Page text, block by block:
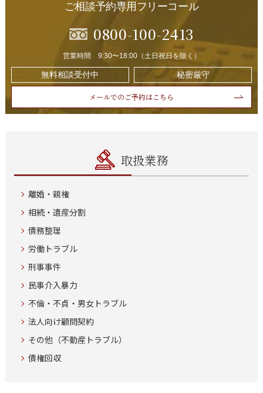
ご相談予約専用フリーコール
0800-100-2413
営業時間 9:30〜18:00（土日祝日を除く）
無料相談受付中 秘密厳守
メールでのご予約はこちら
取扱業務
離婚・親権
相続・遺産分割
債務整理
労働トラブル
刑事事件
民事介入暴力
不倫・不貞・男女トラブル
法人向け顧問契約
その他（不動産トラブル）
債権回収